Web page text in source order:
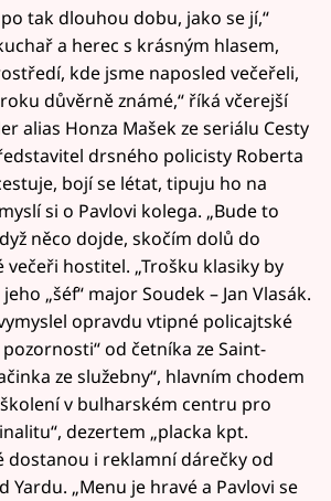
tak dlouhou dobu, jako se jí,“
a herec s krásným hlasem,
kde jsme naposled večeřeli,
důvěrně známé,“ říká včerejší
alias Honza Mašek ze seriálu Cesty
drsného policisty Roberta
bojí se létat, tipuju ho na
si o Pavlovi kolega. „Bude to
něco dojde, skočím dolů do
večeři hostitel. „Trošku klasiky by
„šéf“ major Soudek – Jan Vlasák.
opravdu vtipné policajtské
od četníka ze Saint-
ze služebny“, hlavním chodem
v bulharském centru pro
dezertem „placka kpt.
dostanou i reklamní dárečky od
Yardu. „Menu je hravé a Pavlovi se